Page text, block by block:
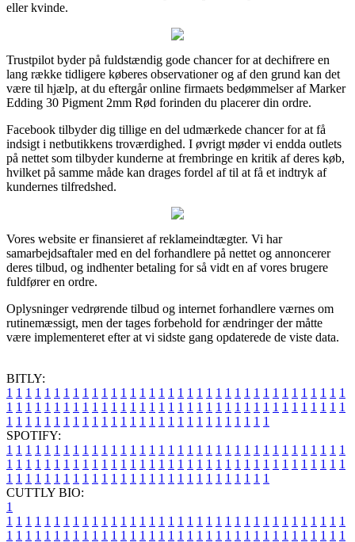
eller kvinde.
Trustpilot byder på fuldstændig gode chancer for at dechifrere en
lang række tidligere køberes observationer og af den grund kan det
være til hjælp, at du eftergår online firmaets bedømmelser af Marker
Edding 30 Pigment 2mm Rød forinden du placerer din ordre.
Facebook tilbyder dig tillige en del udmærkede chancer for at få
indsigt i netbutikkens troværdighed. I øvrigt møder vi endda outlets
på nettet som tilbyder kunderne at frembringe en kritik af deres køb,
hvilket på samme måde kan drages fordel af til at få et indtryk af
kundernes tilfredshed.
Vores website er finansieret af reklameindtægter. Vi har
samarbejdsaftaler med en del forhandlere på nettet og annoncerer
deres tilbud, og indhenter betaling for så vidt en af vores brugere
fuldfører en ordre.
Oplysninger vedrørende tilbud og internet forhandlere værnes om
rutinemæssigt, men der tages forbehold for ændringer der måtte
være implementeret efter at vi sidste gang opdaterede de viste data.
BITLY:
1 1 1 1 1 1 1 1 1 1 1 1 1 1 1 1 1 1 1 1 1 1 1 1 1 1 1 1 1 1 1 1 1 1 1 1
1 1 1 1 1 1 1 1 1 1 1 1 1 1 1 1 1 1 1 1 1 1 1 1 1 1 1 1 1 1 1 1 1 1 1 1
1 1 1 1 1 1 1 1 1 1 1 1 1 1 1 1 1 1 1 1 1 1 1 1 1 1 1 1
SPOTIFY:
1 1 1 1 1 1 1 1 1 1 1 1 1 1 1 1 1 1 1 1 1 1 1 1 1 1 1 1 1 1 1 1 1 1 1 1
1 1 1 1 1 1 1 1 1 1 1 1 1 1 1 1 1 1 1 1 1 1 1 1 1 1 1 1 1 1 1 1 1 1 1 1
1 1 1 1 1 1 1 1 1 1 1 1 1 1 1 1 1 1 1 1 1 1 1 1 1 1 1 1
CUTTLY BIO:
1
1 1 1 1 1 1 1 1 1 1 1 1 1 1 1 1 1 1 1 1 1 1 1 1 1 1 1 1 1 1 1 1 1 1 1 1
1 1 1 1 1 1 1 1 1 1 1 1 1 1 1 1 1 1 1 1 1 1 1 1 1 1 1 1 1 1 1 1 1 1 1 1